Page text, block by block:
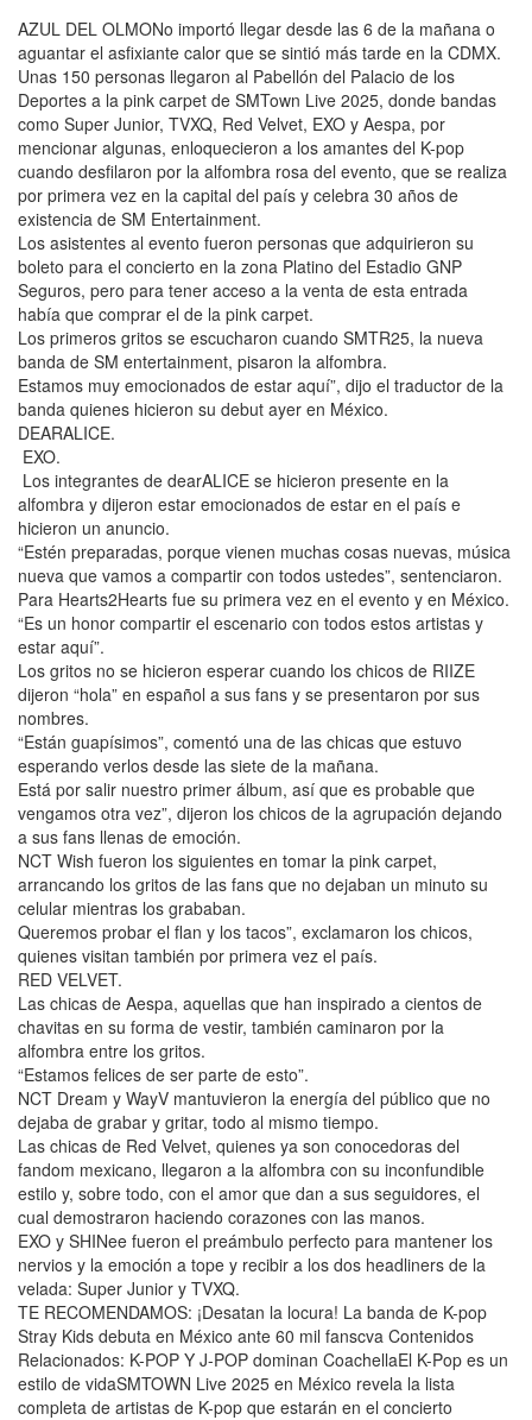
AZUL DEL OLMONo importó llegar desde las 6 de la mañana o
aguantar el asfixiante calor que se sintió más tarde en la CDMX.
Unas 150 personas llegaron al Pabellón del Palacio de los
Deportes a la pink carpet de SMTown Live 2025, donde bandas
como Super Junior, TVXQ, Red Velvet, EXO y Aespa, por
mencionar algunas, enloquecieron a los amantes del K-pop
cuando desfilaron por la alfombra rosa del evento, que se realiza
por primera vez en la capital del país y celebra 30 años de
existencia de SM Entertainment.
Los asistentes al evento fueron personas que adquirieron su
boleto para el concierto en la zona Platino del Estadio GNP
Seguros, pero para tener acceso a la venta de esta entrada
había que comprar el de la pink carpet.
Los primeros gritos se escucharon cuando SMTR25, la nueva
banda de SM entertainment, pisaron la alfombra.
Estamos muy emocionados de estar aquí”, dijo el traductor de la
banda quienes hicieron su debut ayer en México.
DEARALICE.
EXO.
Los integrantes de dearALICE se hicieron presente en la
alfombra y dijeron estar emocionados de estar en el país e
hicieron un anuncio.
“Estén preparadas, porque vienen muchas cosas nuevas, música
nueva que vamos a compartir con todos ustedes”, sentenciaron.
Para Hearts2Hearts fue su primera vez en el evento y en México.
“Es un honor compartir el escenario con todos estos artistas y
estar aquí”.
Los gritos no se hicieron esperar cuando los chicos de RIIZE
dijeron “hola” en español a sus fans y se presentaron por sus
nombres.
“Están guapísimos”, comentó una de las chicas que estuvo
esperando verlos desde las siete de la mañana.
Está por salir nuestro primer álbum, así que es probable que
vengamos otra vez”, dijeron los chicos de la agrupación dejando
a sus fans llenas de emoción.
NCT Wish fueron los siguientes en tomar la pink carpet,
arrancando los gritos de las fans que no dejaban un minuto su
celular mientras los grababan.
Queremos probar el flan y los tacos”, exclamaron los chicos,
quienes visitan también por primera vez el país.
RED VELVET.
Las chicas de Aespa, aquellas que han inspirado a cientos de
chavitas en su forma de vestir, también caminaron por la
alfombra entre los gritos.
“Estamos felices de ser parte de esto”.
NCT Dream y WayV mantuvieron la energía del público que no
dejaba de grabar y gritar, todo al mismo tiempo.
Las chicas de Red Velvet, quienes ya son conocedoras del
fandom mexicano, llegaron a la alfombra con su inconfundible
estilo y, sobre todo, con el amor que dan a sus seguidores, el
cual demostraron haciendo corazones con las manos.
EXO y SHINee fueron el preámbulo perfecto para mantener los
nervios y la emoción a tope y recibir a los dos headliners de la
velada: Super Junior y TVXQ.
TE RECOMENDAMOS: ¡Desatan la locura! La banda de K-pop
Stray Kids debuta en México ante 60 mil fanscva Contenidos
Relacionados: K-POP Y J-POP dominan CoachellaEl K-Pop es un
estilo de vidaSMTOWN Live 2025 en México revela la lista
completa de artistas de K-pop que estarán en el concierto